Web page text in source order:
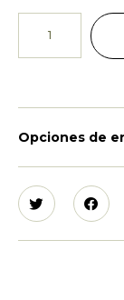
Opciones de